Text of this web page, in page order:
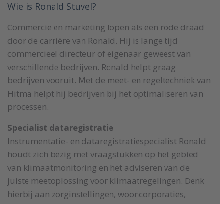
Wie is Ronald Stuvel?
Commercie en marketing lopen als een rode draad
door de carrière van Ronald. Hij is lange tijd
commercieel directeur of eigenaar geweest van
verschillende bedrijven. Ronald helpt graag
bedrijven vooruit. Met de meet- en regeltechniek van
Hitma helpt hij bedrijven bij het optimaliseren van
processen.
Specialist dataregistratie
Instrumentatie- en dataregistratiespecialist Ronald
houdt zich bezig met vraagstukken op het gebied
van klimaatmonitoring en het adviseren van de
juiste meetoplossing voor klimaatregelingen. Denk
hierbij aan zorginstellingen, wooncorporaties,